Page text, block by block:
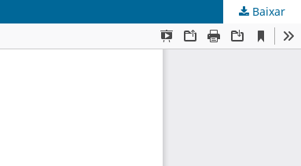
Baixar